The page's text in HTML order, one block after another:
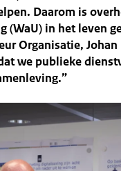
Daarom is
(WaU) in het leven
Organisatie,
we publieke